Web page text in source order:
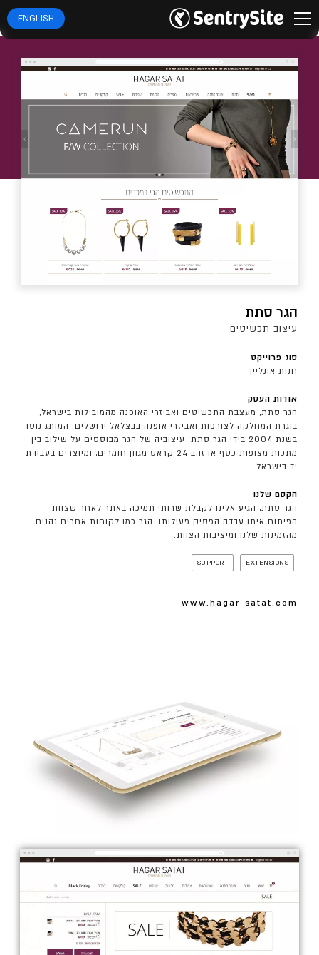
ENGLISH
הגר סתת
עיצוב תכשיטים
סוג פרוייקט
חנות אונליין
אודות העסק
הגר סתת, מעצבת התכשיטים ואביזרי האופנה מהמובילות בישראל,
בוגרת המחלקה לצורפות ואביזרי אופנה בבצלאל ירושלים. המותג נוסד
בשנת 2004 בידי הגר סתת. עיצוביה של הגר מבוססים על שילוב בין
מתכות מצופות כסף או זהב 24 קראט מגוון חומרים, ומיוצרים בעבודת
יד בישראל.
הקסם שלנו
הגר סתת, הגיע אלינו לקבלת שרותי תמיכה באתר לאחר שצוות
הפיתוח איתו עבדה הפסיק פעילותו. הגר כמו לקוחות אחרים נהנים
מהזמינות שלנו ומיציבות הצוות.
EXTENSIONS
SUPPORT
www.hagar-satat.com